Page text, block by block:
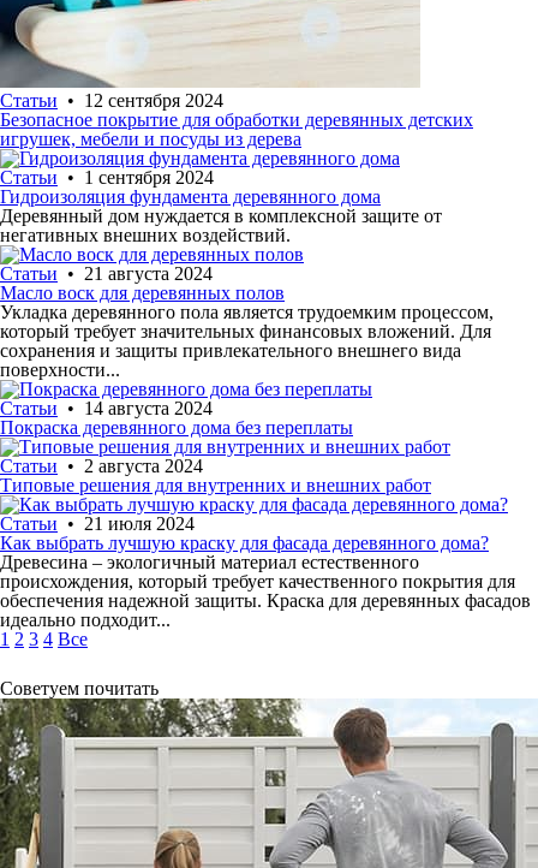
Статьи • 12 сентября 2024
Безопасное покрытие для обработки деревянных детских
игрушек, мебели и посуды из дерева
Статьи • 1 сентября 2024
Гидроизоляция фундамента деревянного дома
Деревянный дом нуждается в комплексной защите от
негативных внешних воздействий.
Статьи • 21 августа 2024
Масло воск для деревянных полов
Укладка деревянного пола является трудоемким процессом,
который требует значительных финансовых вложений. Для
сохранения и защиты привлекательного внешнего вида
поверхности...
Статьи • 14 августа 2024
Покраска деревянного дома без переплаты
Статьи • 2 августа 2024
Типовые решения для внутренних и внешних работ
Статьи • 21 июля 2024
Как выбрать лучшую краску для фасада деревянного дома?
Древесина – экологичный материал естественного
происхождения, который требует качественного покрытия для
обеспечения надежной защиты. Краска для деревянных фасадов
идеально подходит...
1 2 3 4 Все
Советуем почитать